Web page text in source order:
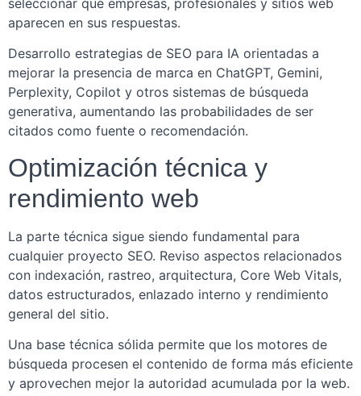
aparecen en sus respuestas.
Desarrollo estrategias de SEO para IA orientadas a
mejorar la presencia de marca en ChatGPT, Gemini,
Perplexity, Copilot y otros sistemas de búsqueda
generativa, aumentando las probabilidades de ser
citados como fuente o recomendación.
Optimización técnica y
rendimiento web
La parte técnica sigue siendo fundamental para
cualquier proyecto SEO. Reviso aspectos relacionados
con indexación, rastreo, arquitectura, Core Web Vitals,
datos estructurados, enlazado interno y rendimiento
general del sitio.
Una base técnica sólida permite que los motores de
búsqueda procesen el contenido de forma más eficiente
y aprovechen mejor la autoridad acumulada por la web.